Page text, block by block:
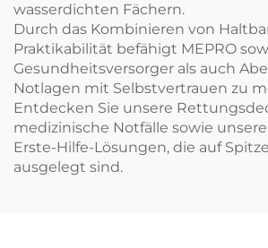
wasserdichten Fächern.
Durch das Kombinieren von
Praktikabilität befähigt MEPRO
Gesundheitsversorger als auch
Notlagen mit Selbstvertrauen zu
Entdecken Sie unsere
medizinische Notfälle sowie
Erste-Hilfe-Lösungen, die auf
ausgelegt sind.